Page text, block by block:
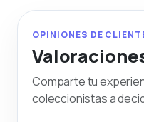
OPINIONES DE
Comparte tu
coleccionistas a